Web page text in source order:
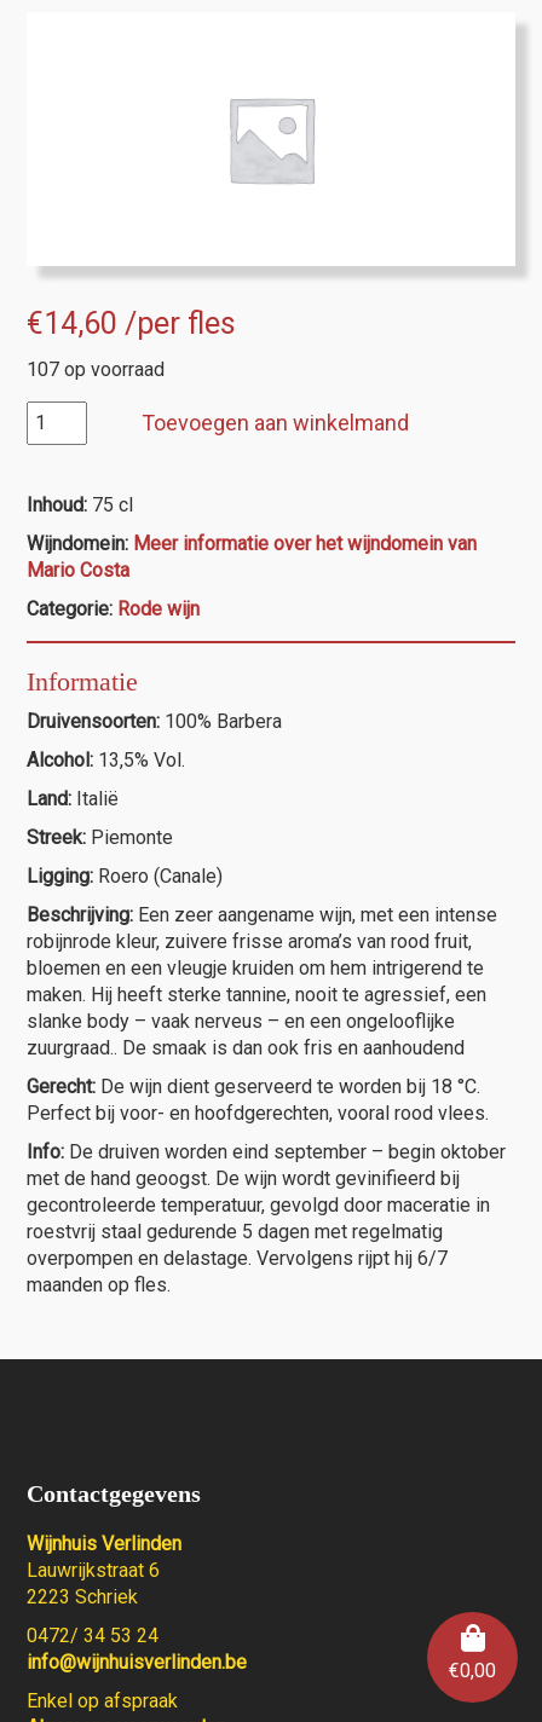
€0,00
€14,60 /per fles
107 op voorraad
Barbera
d'Alba,
Costa
aantal
Toevoegen aan winkelmand
Inhoud: 75 cl
Wijndomein: Meer informatie over het wijndomein van
Mario Costa
Categorie: Rode wijn
Informatie
Druivensoorten: 100% Barbera
Alcohol: 13,5% Vol.
Land: Italië
Streek: Piemonte
Ligging: Roero (Canale)
Beschrijving: Een zeer aangename wijn, met een intense
robijnrode kleur, zuivere frisse aroma’s van rood fruit,
bloemen en een vleugje kruiden om hem intrigerend te
maken. Hij heeft sterke tannine, nooit te agressief, een
slanke body – vaak nerveus – en een ongelooflijke
zuurgraad.. De smaak is dan ook fris en aanhoudend
Gerecht: De wijn dient geserveerd te worden bij 18 °C.
Perfect bij voor- en hoofdgerechten, vooral rood vlees.
Info: De druiven worden eind september – begin oktober
met de hand geoogst. De wijn wordt gevinifieerd bij
gecontroleerde temperatuur, gevolgd door maceratie in
roestvrij staal gedurende 5 dagen met regelmatig
overpompen en delastage. Vervolgens rijpt hij 6/7
maanden op fles.
Contactgegevens
Wijnhuis Verlinden
Lauwrijkstraat 6
2223 Schriek
0472/ 34 53 24
info@wijnhuisverlinden.be
Enkel op afspraak